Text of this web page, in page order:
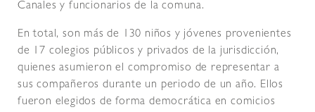
Canales y funcionarios de la comuna.
En total, son más de 130 niños y jóvenes provenientes
de 17 colegios públicos y privados de la jurisdicción,
quienes asumieron el compromiso de representar a
sus compañeros durante un periodo de un año. Ellos
fueron elegidos de forma democrática en comicios